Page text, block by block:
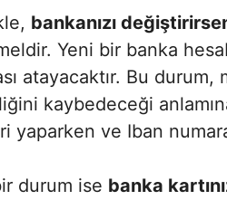
bankanızı
Yeni bir banka
atayacaktır. Bu durum,
kaybedeceği
yaparken ve Iban
durum ise banka